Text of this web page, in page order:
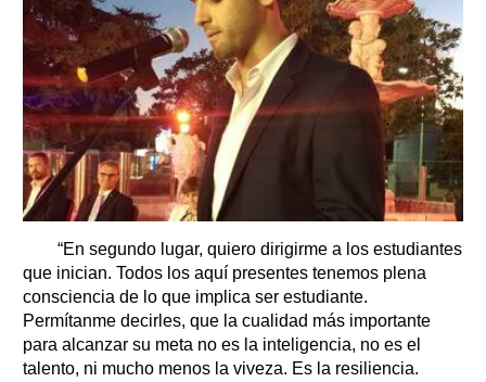
“En segundo lugar, quiero dirigirme a los estudiantes
que inician. Todos los aquí presentes tenemos plena
consciencia de lo que implica ser estudiante.
Permítanme decirles, que la cualidad más importante
para alcanzar su meta no es la inteligencia, no es el
talento, ni mucho menos la viveza. Es la resiliencia.